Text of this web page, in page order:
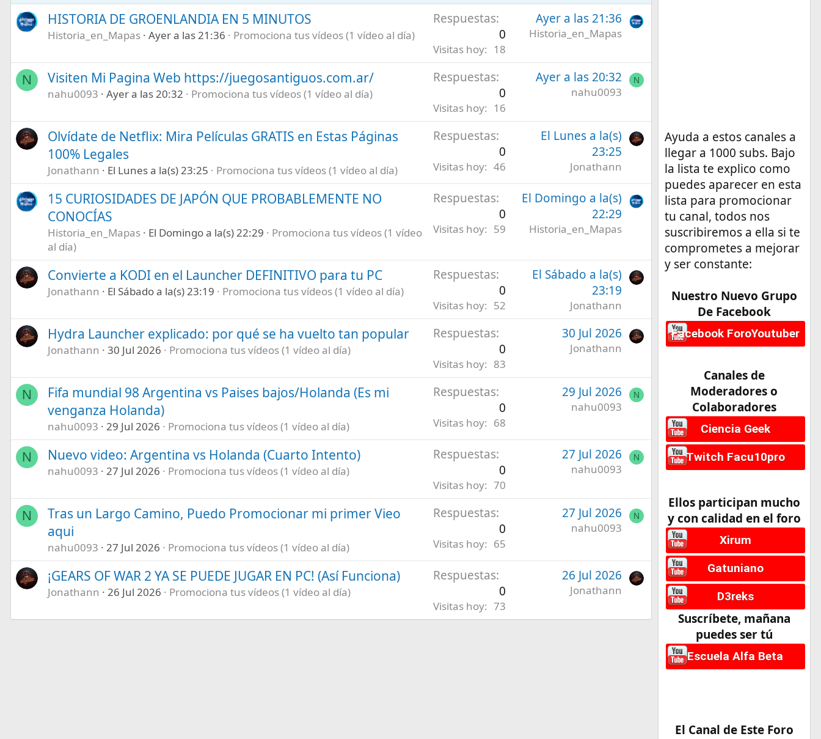
HISTORIA DE GROENLANDIA EN 5 MINUTOS
Historia_en_Mapas Ayer a las 21:36 Promociona tus vídeos (1 vídeo al día)
Respuestas
0
Visitas hoy 18
Ayer a las 21:36
Historia_en_Mapas
N Visiten Mi Pagina Web https://juegosantiguos.com.ar/
nahu0093 Ayer a las 20:32 Promociona tus vídeos (1 vídeo al día)
Respuestas
0
Visitas hoy 16
Ayer a las 20:32
nahu0093
N
Olvídate de Netflix: Mira Películas GRATIS en Estas Páginas
100% Legales
Jonathann El Lunes a la(s) 23:25 Promociona tus vídeos (1 vídeo al día)
Respuestas
0
Visitas hoy 46
El Lunes a la(s)
23:25
Jonathann
15 CURIOSIDADES DE JAPÓN QUE PROBABLEMENTE NO
CONOCÍAS
Historia_en_Mapas El Domingo a la(s) 22:29
Promociona tus vídeos (1 vídeo
al día)
Respuestas
0
Visitas hoy 59
El Domingo a la(s)
22:29
Historia_en_Mapas
Convierte a KODI en el Launcher DEFINITIVO para tu PC
Jonathann El Sábado a la(s) 23:19 Promociona tus vídeos (1 vídeo al día)
Respuestas
0
Visitas hoy 52
El Sábado a la(s)
23:19
Jonathann
Hydra Launcher explicado: por qué se ha vuelto tan popular
Jonathann 30 Jul 2026 Promociona tus vídeos (1 vídeo al día)
Respuestas
0
Visitas hoy 83
30 Jul 2026
Jonathann
N
Fifa mundial 98 Argentina vs Paises bajos/Holanda (Es mi
venganza Holanda)
nahu0093 29 Jul 2026 Promociona tus vídeos (1 vídeo al día)
Respuestas
0
Visitas hoy 68
29 Jul 2026
nahu0093
N
N Nuevo video: Argentina vs Holanda (Cuarto Intento)
nahu0093 27 Jul 2026 Promociona tus vídeos (1 vídeo al día)
Respuestas
0
Visitas hoy 70
27 Jul 2026
nahu0093
N
N
Tras un Largo Camino, Puedo Promocionar mi primer Vieo
aqui
nahu0093 27 Jul 2026 Promociona tus vídeos (1 vídeo al día)
Respuestas
0
Visitas hoy 65
27 Jul 2026
nahu0093
N
¡GEARS OF WAR 2 YA SE PUEDE JUGAR EN PC! (Así Funciona)
Jonathann 26 Jul 2026 Promociona tus vídeos (1 vídeo al día)
Respuestas
0
Visitas hoy 73
26 Jul 2026
Jonathann
Ayuda a estos canales a
llegar a 1000 subs. Bajo
la lista te explico como
puedes aparecer en esta
lista para promocionar
tu canal, todos nos
suscribiremos a ella si te
comprometes a mejorar
y ser constante:
Nuestro Nuevo Grupo
De Facebook
Facebook ForoYoutuber
Canales de
Moderadores o
Colaboradores
Ciencia Geek
Twitch Facu10pro
Ellos participan mucho
y con calidad en el foro
Xirum
Gatuniano
D3reks
Suscríbete, mañana
puedes ser tú
Escuela Alfa Beta
El Canal de Este Foro